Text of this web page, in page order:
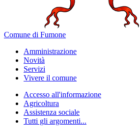
Comune di Fumone
Amministrazione
Novità
Servizi
Vivere il comune
Accesso all'informazione
Agricoltura
Assistenza sociale
Tutti gli argomenti...